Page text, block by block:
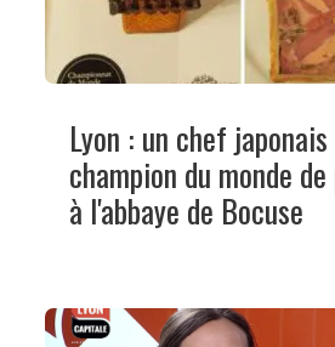
Lyon : un chef
champion du monde
à l'abbaye de Bocuse